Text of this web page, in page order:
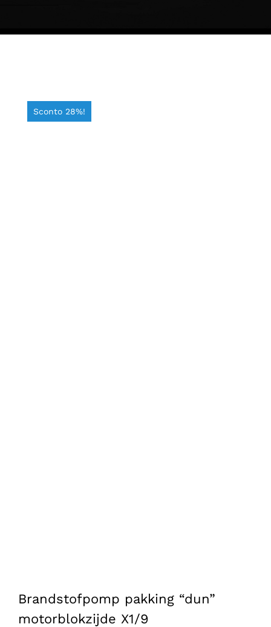
Sconto 28%!
Brandstofpomp pakking “dun”
motorblokzijde X1/9